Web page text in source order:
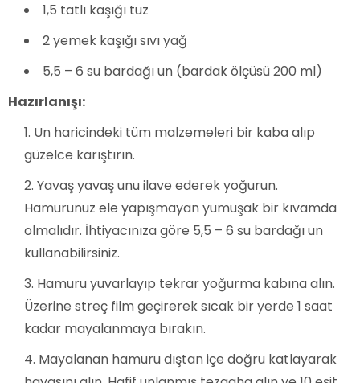
1,5 tatlı kaşığı tuz
2 yemek kaşığı sıvı yağ
5,5 – 6 su bardağı un (bardak ölçüsü 200 ml)
Hazırlanışı:
Un haricindeki tüm malzemeleri bir kaba alıp
güzelce karıştırın.
Yavaş yavaş unu ilave ederek yoğurun.
Hamurunuz ele yapışmayan yumuşak bir kıvamda
olmalıdır. İhtiyacınıza göre 5,5 – 6 su bardağı un
kullanabilirsiniz.
Hamuru yuvarlayıp tekrar yoğurma kabına alın.
Üzerine streç film geçirerek sıcak bir yerde 1 saat
kadar mayalanmaya bırakın.
Mayalanan hamuru dıştan içe doğru katlayarak